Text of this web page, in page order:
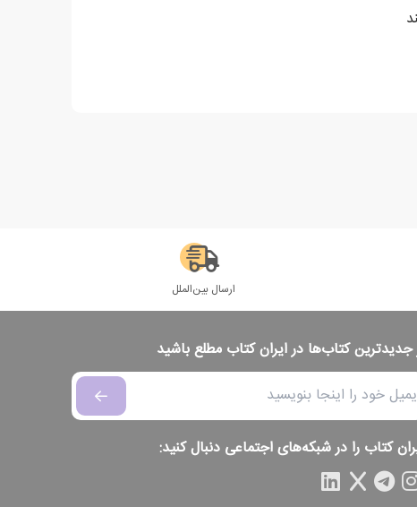
ارسال بین‌الملل
جدیدترین کتاب‌ها در ایران کتاب مطلع باشید
کتاب را در شبکه‌های اجتماعی دنبال کنید: